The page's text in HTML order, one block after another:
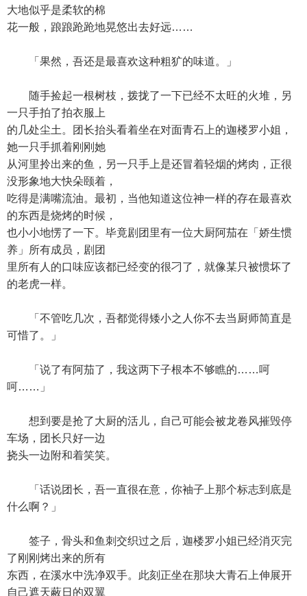
大地似乎是柔软的棉
花一般，踉踉跄跄地晃悠出去好远……
「果然，吾还是最喜欢这种粗犷的味道。」
随手捡起一根树枝，拨拢了一下已经不太旺的火堆，另
一只手拍了拍衣服上
的几处尘土。团长抬头看着坐在对面青石上的迦楼罗小姐，
她一只手抓着刚刚她
从河里拎出来的鱼，另一只手上是还冒着轻烟的烤肉，正很
没形象地大快朵颐着，
吃得是满嘴流油。最初，当他知道这位神一样的存在最喜欢
的东西是烧烤的时候，
也小小地愣了一下。毕竟剧团里有一位大厨阿茄在「娇生惯
养」所有成员，剧团
里所有人的口味应该都已经变的很刁了，就像某只被惯坏了
的老虎一样。
「不管吃几次，吾都觉得矮小之人你不去当厨师简直是
可惜了。」
「说了有阿茄了，我这两下子根本不够瞧的……呵
呵……」
想到要是抢了大厨的活儿，自己可能会被龙卷风摧毁停
车场，团长只好一边
挠头一边附和着笑笑。
「话说团长，吾一直很在意，你袖子上那个标志到底是
什么啊？」
签子，骨头和鱼刺交织过之后，迦楼罗小姐已经消灭完
了刚刚烤出来的所有
东西，在溪水中洗净双手。此刻正坐在那块大青石上伸展开
自己遮天蔽日的双翼